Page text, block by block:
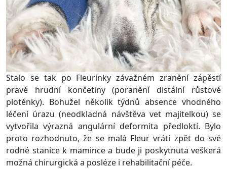
Stalo se tak po Fleurinky závažném zranění zápěstí
pravé hrudní končetiny (poranění distální růstové
ploténky). Bohužel několik týdnů absence vhodného
léčení úrazu (neodkladná návštěva vet majitelkou) se
vytvořila výrazná angulární deformita předloktí. Bylo
proto rozhodnuto, že se malá Fleur vrátí zpět do své
rodné stanice k mamince a bude ji poskytnuta veškerá
možná chirurgická a posléze i rehabilitační péče.